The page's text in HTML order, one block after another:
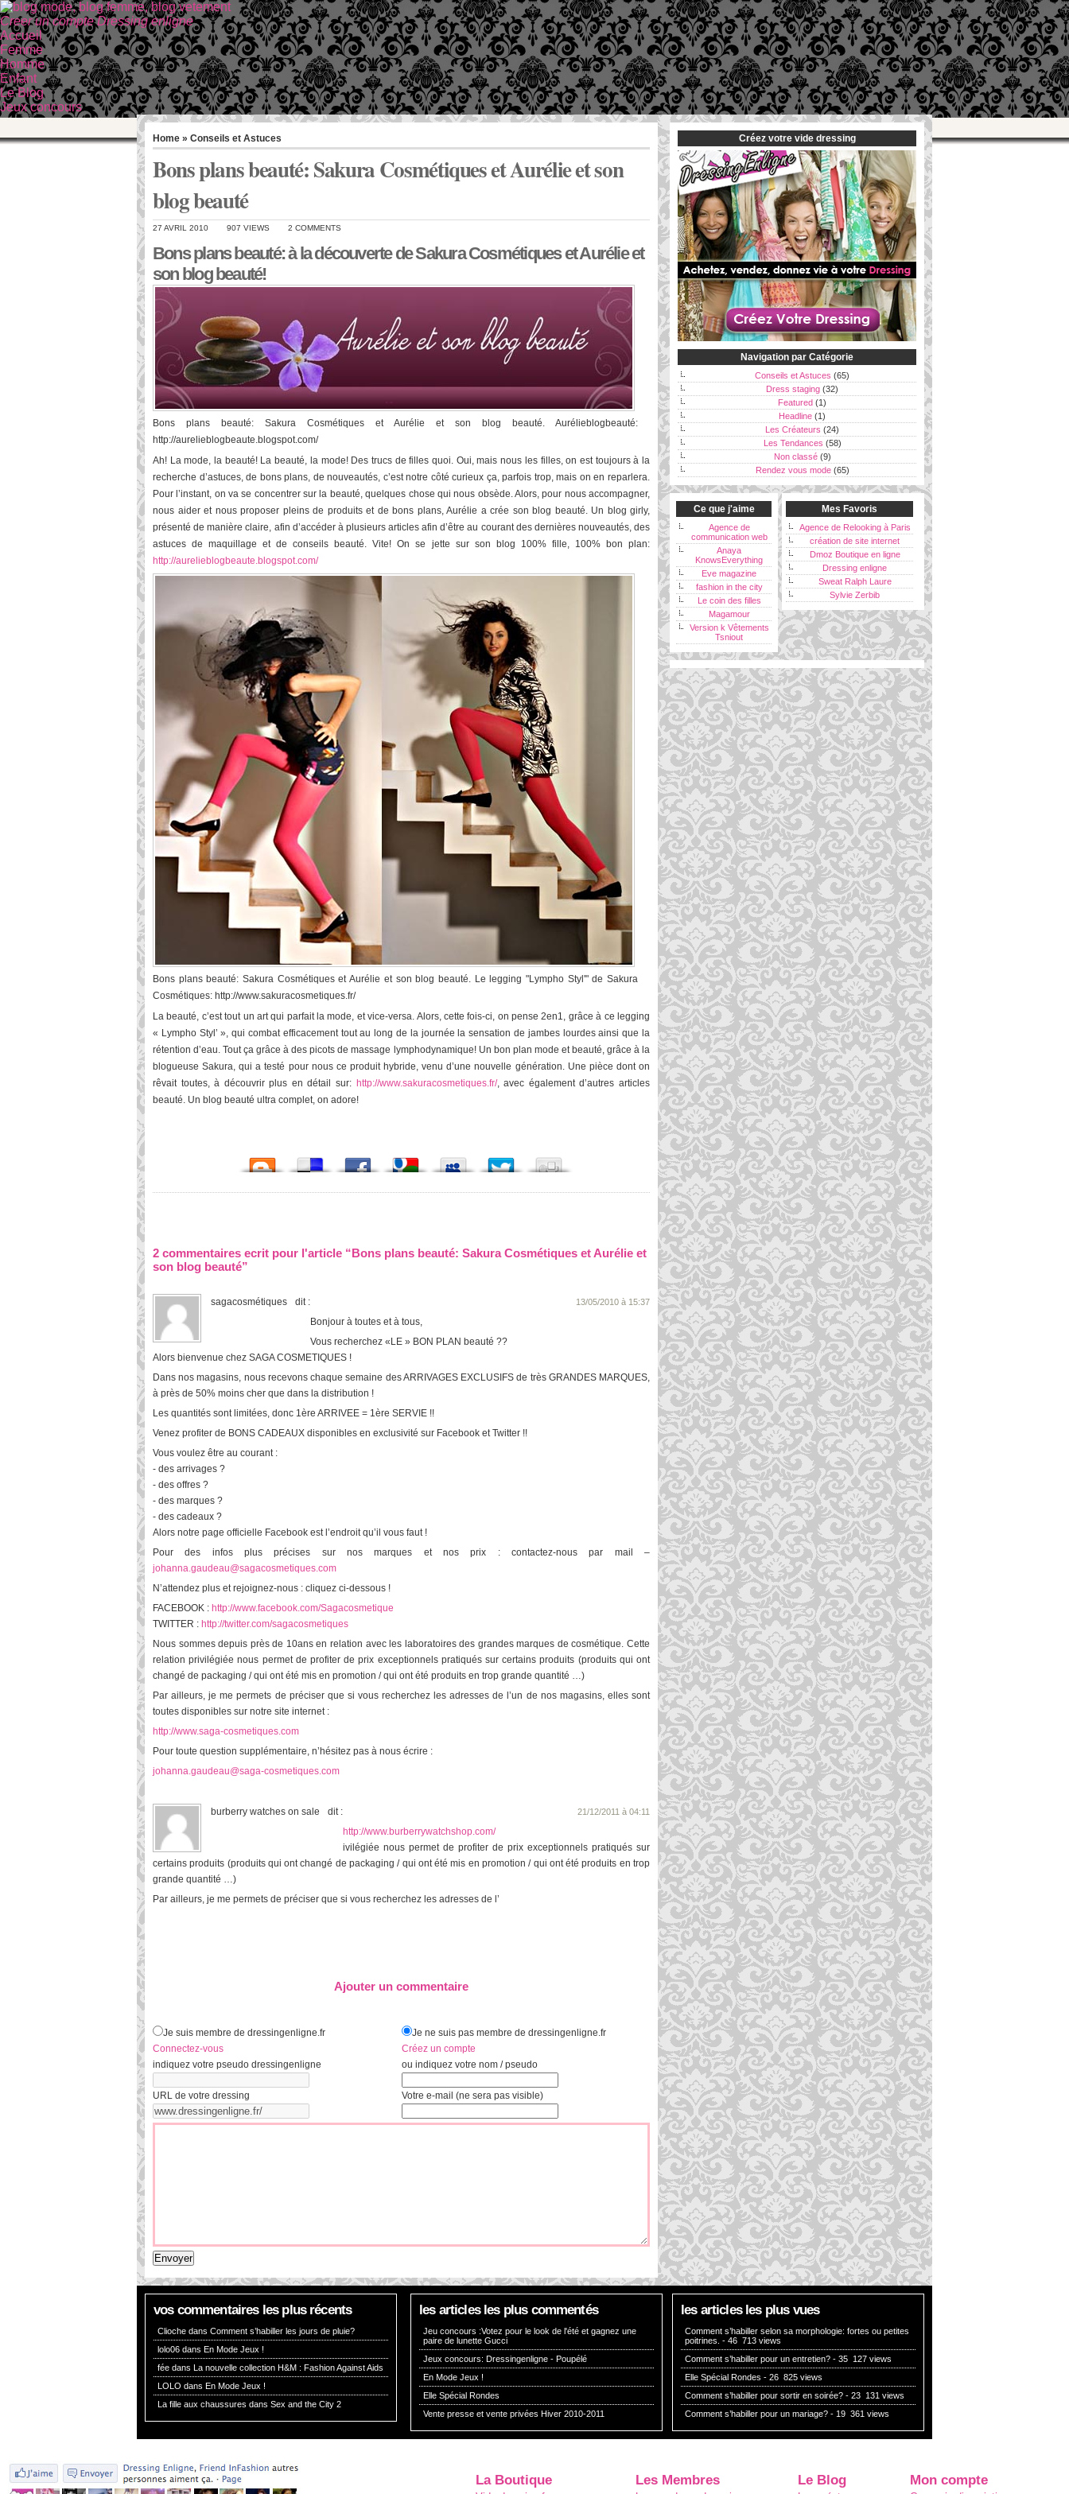
Creer un compte Dressing enligne
Accueil
Femme
Homme
Enfant
Le Blog
Jeux concours
Home » Conseils et Astuces
Bons plans beauté: Sakura Cosmétiques et Aurélie et son
blog beauté
27 AVRIL 2010 907 VIEWS 2 COMMENTS
Bons plans beauté: à la découverte de Sakura Cosmétiques et Aurélie et
son blog beauté!
Bons plans beauté: Sakura Cosmétiques et Aurélie et son blog beauté. Aurélieblogbeauté:
http://aurelieblogbeaute.blogspot.com/
Ah! La mode, la beauté! La beauté, la mode! Des trucs de filles quoi. Oui, mais nous les filles, on est toujours à la
recherche d’astuces, de bons plans, de nouveautés, c’est notre côté curieux ça, parfois trop, mais on en reparlera.
Pour l’instant, on va se concentrer sur la beauté, quelques chose qui nous obsède. Alors, pour nous accompagner,
nous aider et nous proposer pleins de produits et de bons plans, Aurélie a crée son blog beauté. Un blog girly,
présenté de manière claire, afin d’accéder à plusieurs articles afin d’être au courant des dernières nouveautés, des
astuces de maquillage et de conseils beauté. Vite! On se jette sur son blog 100% fille, 100% bon plan:
http://aurelieblogbeaute.blogspot.com/
Bons plans beauté: Sakura Cosmétiques et Aurélie et son blog beauté. Le legging "Lympho Styl'" de Sakura
Cosmétiques: http://www.sakuracosmetiques.fr/
La beauté, c’est tout un art qui parfait la mode, et vice-versa. Alors, cette fois-ci, on pense 2en1, grâce à ce legging
« Lympho Styl’ », qui combat efficacement tout au long de la journée la sensation de jambes lourdes ainsi que la
rétention d’eau. Tout ça grâce à des picots de massage lymphodynamique! Un bon plan mode et beauté, grâce à la
blogueuse Sakura, qui a testé pour nous ce produit hybride, venu d’une nouvelle génération. Une pièce dont on
rêvait toutes, à découvrir plus en détail sur: http://www.sakuracosmetiques.fr/, avec également d’autres articles
beauté. Un blog beauté ultra complet, on adore!
2 commentaires ecrit pour l'article “Bons plans beauté: Sakura Cosmétiques et Aurélie et
son blog beauté”
sagacosmétiques dit : 13/05/2010 à 15:37
Bonjour à toutes et à tous,
Vous recherchez «LE » BON PLAN beauté ??
Alors bienvenue chez SAGA COSMETIQUES !
Dans nos magasins, nous recevons chaque semaine des ARRIVAGES EXCLUSIFS de très GRANDES MARQUES,
à près de 50% moins cher que dans la distribution !
Les quantités sont limitées, donc 1ère ARRIVEE = 1ère SERVIE !!
Venez profiter de BONS CADEAUX disponibles en exclusivité sur Facebook et Twitter !!
Vous voulez être au courant :
- des arrivages ?
- des offres ?
- des marques ?
- des cadeaux ?
Alors notre page officielle Facebook est l’endroit qu’il vous faut !
Pour des infos plus précises sur nos marques et nos prix : contactez-nous par mail –
johanna.gaudeau@sagacosmetiques.com
N’attendez plus et rejoignez-nous : cliquez ci-dessous !
FACEBOOK : http://www.facebook.com/Sagacosmetique
TWITTER : http://twitter.com/sagacosmetiques
Nous sommes depuis près de 10ans en relation avec les laboratoires des grandes marques de cosmétique. Cette
relation privilégiée nous permet de profiter de prix exceptionnels pratiqués sur certains produits (produits qui ont
changé de packaging / qui ont été mis en promotion / qui ont été produits en trop grande quantité …)
Par ailleurs, je me permets de préciser que si vous recherchez les adresses de l’un de nos magasins, elles sont
toutes disponibles sur notre site internet :
http://www.saga-cosmetiques.com
Pour toute question supplémentaire, n’hésitez pas à nous écrire :
johanna.gaudeau@saga-cosmetiques.com
burberry watches on sale dit : 21/12/2011 à 04:11
http://www.burberrywatchshop.com/
ivilégiée nous permet de profiter de prix exceptionnels pratiqués sur
certains produits (produits qui ont changé de packaging / qui ont été mis en promotion / qui ont été produits en trop
grande quantité …)
Par ailleurs, je me permets de préciser que si vous recherchez les adresses de l’
Ajouter un commentaire
Je suis membre de dressingenligne.fr
Connectez-vous
indiquez votre pseudo dressingenligne
URL de votre dressing
Je ne suis pas membre de dressingenligne.fr
Créez un compte
ou indiquez votre nom / pseudo
Votre e-mail (ne sera pas visible)
Créez votre vide dressing
Navigation par Catégorie
Conseils et Astuces (65)
Dress staging (32)
Featured (1)
Headline (1)
Les Créateurs (24)
Les Tendances (58)
Non classé(9)
Rendez vous mode(65)
Ce que j'aime
Agence de
communication web
Anaya
KnowsEverything
Eve magazine
fashion in the city
Le coin des filles
Magamour
Version k Vêtements
Tsniout
Mes Favoris
Agence de Relooking à Paris
création de site internet
Dmoz Boutique en ligne
Dressing enligne
Sweat Ralph Laure
Sylvie Zerbib
vos commentaires les plus récents
Clioche dans Comment s’habiller les jours de pluie?
lolo06 dans En Mode Jeux !
fée dans La nouvelle collection H&M : Fashion Against Aids
LOLO dans En Mode Jeux !
La fille aux chaussures dans Sex and the City 2
les articles les plus commentés
Jeu concours :Votez pour le look de l'été et gagnez une
paire de lunette Gucci
Jeux concours: Dressingenligne - Poupélé
En Mode Jeux !
Elle Spécial Rondes
Vente presse et vente privées Hiver 2010-2011
les articles les plus vues
Comment s’habiller selon sa morphologie: fortes ou petites
poitrines. - 46 713 views
Comment s’habiller pour un entretien? - 35 127 views
Elle Spécial Rondes - 26 825 views
Comment s’habiller pour sortir en soirée? - 23 131 views
Comment s’habiller pour un mariage? - 19 361 views
La Boutique Les Membres Le Blog Mon compte